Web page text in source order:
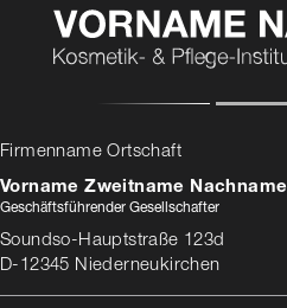
Firmenname Ortschaft
Vorname Zweitname Nachname
Geschäftsführender Gesellschafter
Soundso-Hauptstraße 123d
D-12345 Niederneukirchen